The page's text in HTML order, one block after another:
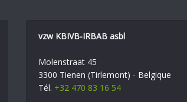
vzw KBIVB-IRBAB asbl
Molenstraat 45
3300 Tienen (Tirlemont) - Belgique
Tél. +32 470 83 16 54